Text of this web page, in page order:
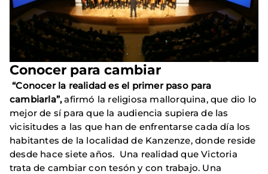
Conocer para cambiar
“Conocer la realidad es el primer paso para
cambiarla”,afirmó la religiosa mallorquina, que dio lo
mejor de sí para que la audiencia supiera de las
vicisitudes a las que han de enfrentarse cada día los
habitantes de la localidad de Kanzenze, donde reside
desde hace siete años. Una realidad que Victoria
trata de cambiar con tesón y con trabajo. Una